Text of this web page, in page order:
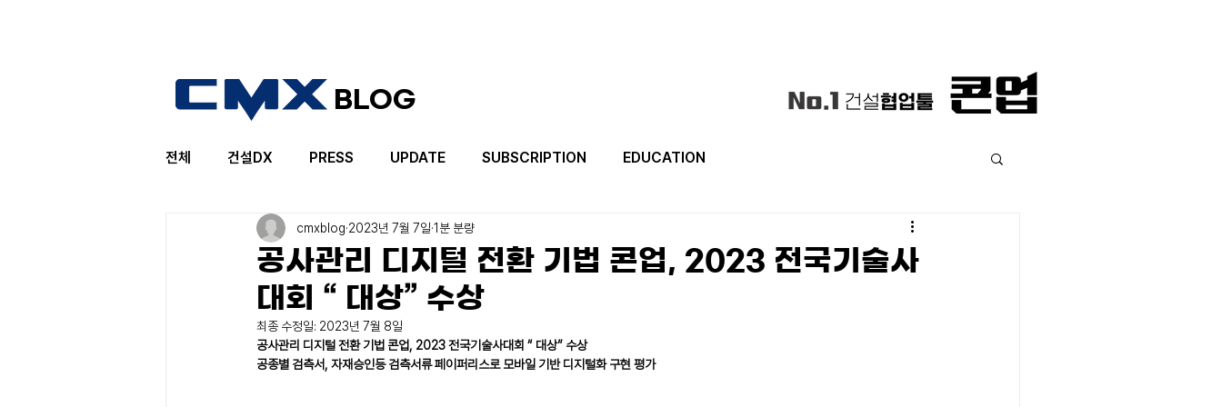
BLOG
전체 건설DX PRESS UPDATE SUBSCRIPTION EDUCATION
공사관리 디지털 전환 기법 콘업, 2023 전국기술사
대회 “ 대상” 수상
cmxblog 2023년 7월 7일 1분 분량
최종 수정일: 2023년 7월 8일
공사관리 디지털 전환 기법 콘업, 2023 전국기술사대회 “ 대상” 수상
공종별 검측서, 자재승인등 검측서류 페이퍼리스로 모바일 기반 디지털화 구현 평가